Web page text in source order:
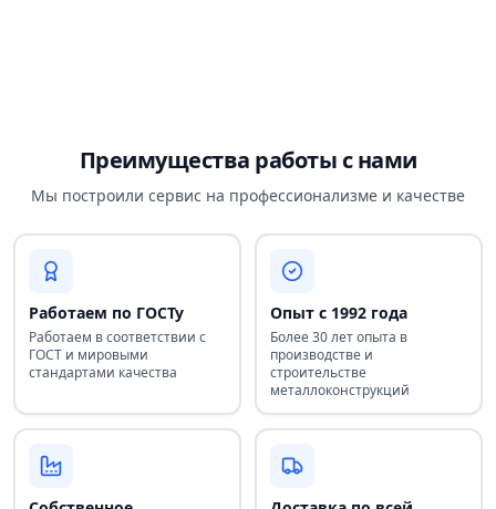
Преимущества работы с нами
Мы построили сервис на профессионализме и качестве
Работаем по ГОСТу
Работаем в соответствии с
ГОСТ и мировыми
стандартами качества
Опыт с 1992 года
Более 30 лет опыта в
производстве и
строительстве
металлоконструкций